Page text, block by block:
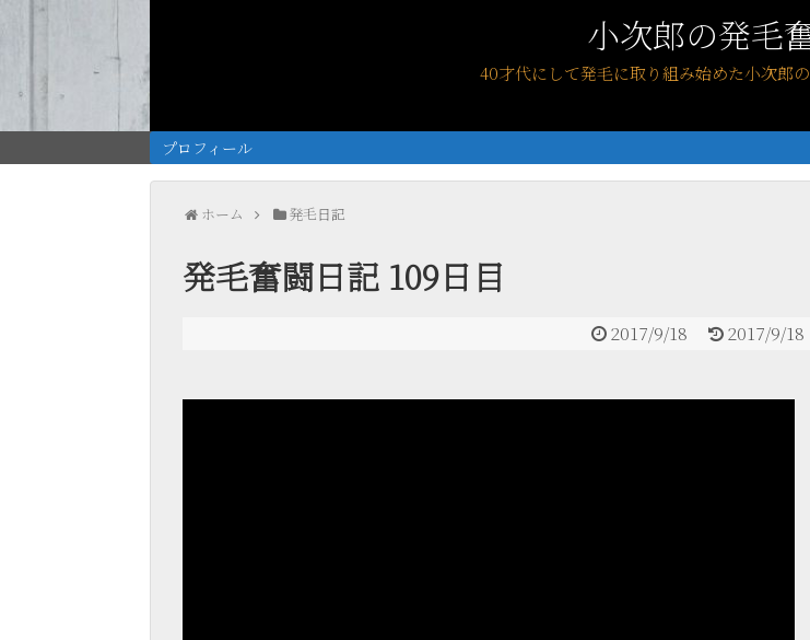
小次郎の発毛
40才代にして発毛に取り組み始めた小次郎
プロフィール
ホーム 発毛日記
発毛奮闘日記 109日目
2017/9/18 2017/9/18